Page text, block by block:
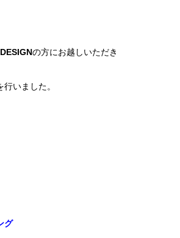
の方にお越しいただき
いました。
グ